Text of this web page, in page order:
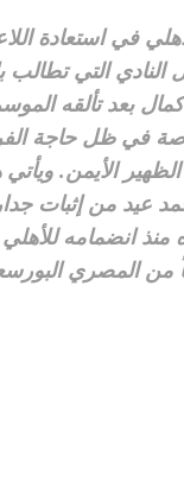
في استعادة
النادي التي تطالب
بعد تألقه
في ظل حاجة
الأيمن.
عيد من إثبات
منذ انضمامه للأهلي
من المصري